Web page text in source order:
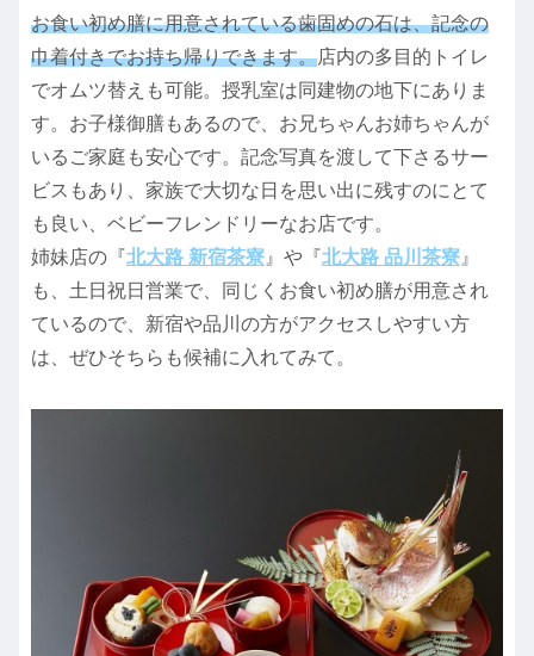
お食い初め膳に用意されている歯固めの石は、記念の
巾着付きでお持ち帰りできます。店内の多目的トイレ
でオムツ替えも可能。授乳室は同建物の地下にありま
す。お子様御膳もあるので、お兄ちゃんお姉ちゃんが
いるご家庭も安心です。記念写真を渡して下さるサー
ビスもあり、家族で大切な日を思い出に残すのにとて
も良い、ベビーフレンドリーなお店です。
姉妹店の『北大路 新宿茶寮 』や『北大路 品川茶寮 』
も、土日祝日営業で、同じくお食い初め膳が用意され
ているので、新宿や品川の方がアクセスしやすい方
は、ぜひそちらも候補に入れてみて。